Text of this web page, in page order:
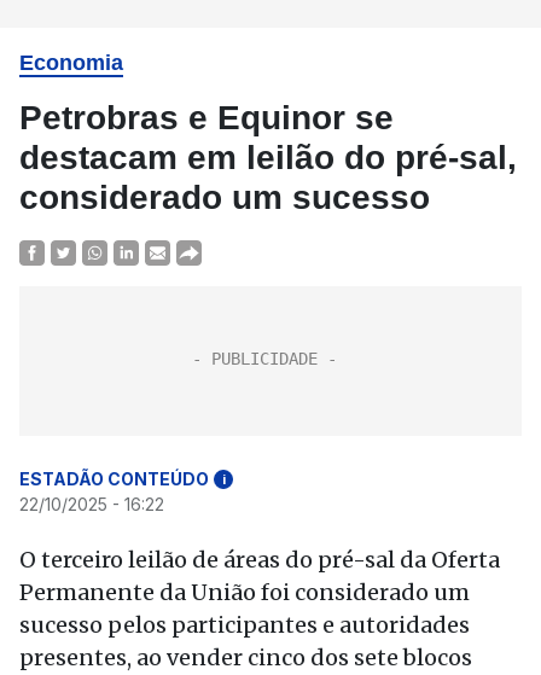
Economia
Petrobras e Equinor se
destacam em leilão do pré-sal,
considerado um sucesso
ESTADÃO CONTEÚDO i
22/10/2025 - 16:22
O terceiro leilão de áreas do pré-sal da Oferta
Permanente da União foi considerado um
sucesso pelos participantes e autoridades
presentes, ao vender cinco dos sete blocos